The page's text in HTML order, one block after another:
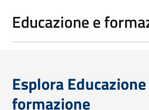
Educazione e
Esplora
formazione